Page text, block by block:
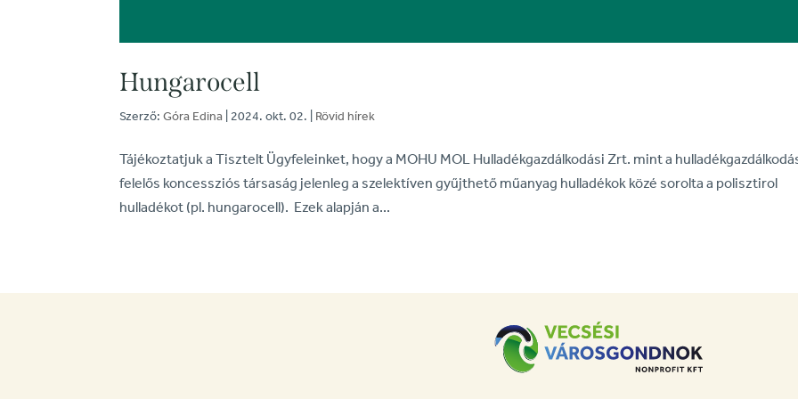
Hungarocell
Szerző:Góra Edina 2024. okt. 02. Rövid hírek
Tájékoztatjuk a Tisztelt Ügyfeleinket, hogy a MOHU MOL Hulladékgazdálkodási Zrt. mint a
felelős koncessziós társaság jelenleg a szelektíven gyűjthető műanyag hulladékok közé sorolta a polisztirol
hulladékot (pl. hungarocell). Ezek alapján a...